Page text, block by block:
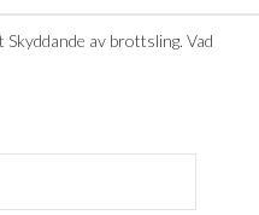
av brottsling. Vad